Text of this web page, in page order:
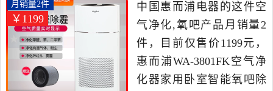
发货。
气净化器家月销量2件仅售1199元
￥1199
月销量2件
中国惠而浦电器的这件空
气净化,氧吧产品月销量2
件，目前仅售价1199元，
惠而浦WA-3801FK空气净
化器家用卧室智能氧吧除